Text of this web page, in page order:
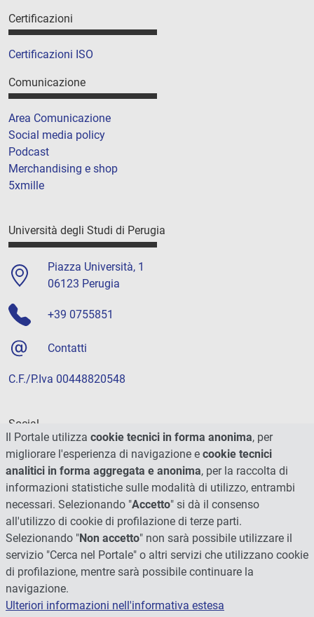
Certificazioni
Certificazioni ISO
Comunicazione
Area Comunicazione
Social media policy
Podcast
Merchandising e shop
5xmille
Università degli Studi di Perugia
Piazza Università, 1
06123 Perugia
+39 0755851
Contatti
C.F./P.Iva 00448820548
Social
Il Portale utilizza cookie tecnici in forma anonima, per
migliorare l'esperienza di navigazione e cookie tecnici
analitici in forma aggregata e anonima, per la raccolta di
informazioni statistiche sulle modalità di utilizzo, entrambi
necessari. Selezionando "Accetto" si dà il consenso
all'utilizzo di cookie di profilazione di terze parti.
Selezionando "Non accetto" non sarà possibile utilizzare il
servizio "Cerca nel Portale" o altri servizi che utilizzano cookie
di profilazione, mentre sarà possibile continuare la
navigazione.
Ulteriori informazioni nell'informativa estesa